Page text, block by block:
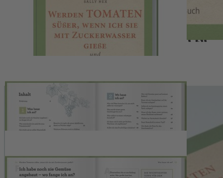
Werden Tomaten süßer, wenn
ich sie mit Zuckerwasser gieße
und kann ich mein Unkraut
Außergewöhnliche Gartenfragen rund um glückliches Obst und
Gemüse. Gartenbuch mit Tipps zum ökologischen Gärtnern.
Selbstversorgung auf Balkon, Terrasse oder im Schrebergarten.
22,00 € inkl. MwSt.
Zur Wunschliste hinzufügen
Sofort lieferbar
Ökologisch und grüner gärtnern leicht gemacht